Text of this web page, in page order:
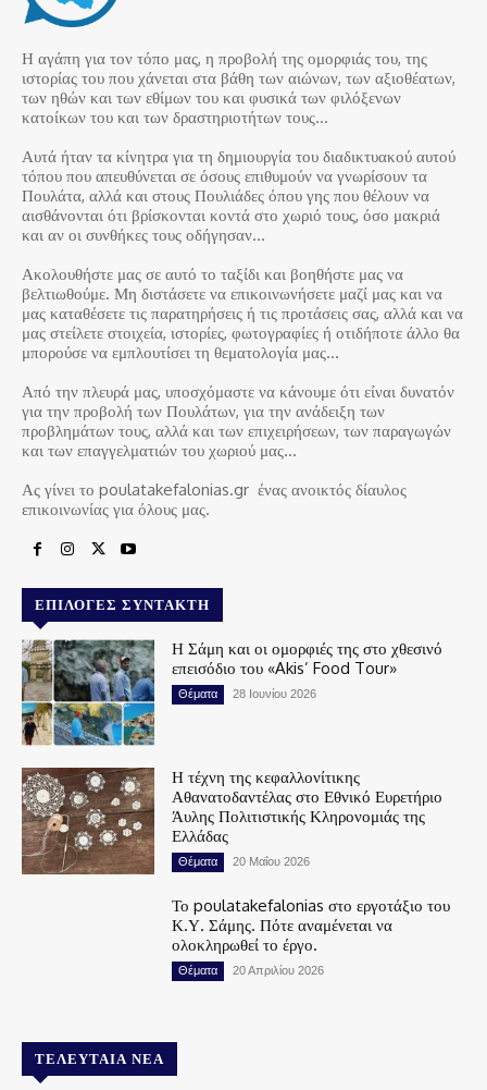
Η αγάπη για τον τόπο μας, η προβολή της ομορφιάς του, της
ιστορίας του που χάνεται στα βάθη των αιώνων, των αξιοθέατων,
των ηθών και των εθίμων του και φυσικά των φιλόξενων
κατοίκων του και των δραστηριοτήτων τους…
Αυτά ήταν τα κίνητρα για τη δημιουργία του διαδικτυακού αυτού
τόπου που απευθύνεται σε όσους επιθυμούν να γνωρίσουν τα
Πουλάτα, αλλά και στους Πουλιάδες όπου γης που θέλουν να
αισθάνονται ότι βρίσκονται κοντά στο χωριό τους, όσο μακριά
και αν οι συνθήκες τους οδήγησαν…
Ακολουθήστε μας σε αυτό το ταξίδι και βοηθήστε μας να
βελτιωθούμε. Μη διστάσετε να επικοινωνήσετε μαζί μας και να
μας καταθέσετε τις παρατηρήσεις ή τις προτάσεις σας, αλλά και να
μας στείλετε στοιχεία, ιστορίες, φωτογραφίες ή οτιδήποτε άλλο θα
μπορούσε να εμπλουτίσει τη θεματολογία μας…
Από την πλευρά μας, υποσχόμαστε να κάνουμε ότι είναι δυνατόν
για την προβολή των Πουλάτων, για την ανάδειξη των
προβλημάτων τους, αλλά και των επιχειρήσεων, των παραγωγών
και των επαγγελματιών του χωριού μας…
Ας γίνει το poulatakefalonias.gr ένας ανοικτός δίαυλος
επικοινωνίας για όλους μας.
ΕΠΙΛΟΓΈΣ ΣΥΝΤΆΚΤΗ
Η Σάμη και οι ομορφιές της στο χθεσινό
επεισόδιο του «Akis’ Food Tour»
Θέματα 28 Ιουνίου 2026
Η τέχνη της κεφαλλονίτικης
Αθανατοδαντέλας στο Εθνικό Ευρετήριο
Άυλης Πολιτιστικής Κληρονομιάς της
Ελλάδας
Θέματα 20 Μαΐου 2026
Το poulatakefalonias στο εργοτάξιο του
Κ.Υ. Σάμης. Πότε αναμένεται να
ολοκληρωθεί το έργο.
Θέματα 20 Απριλίου 2026
ΤΕΛΕΥΤΑΊΑ ΝΈΑ